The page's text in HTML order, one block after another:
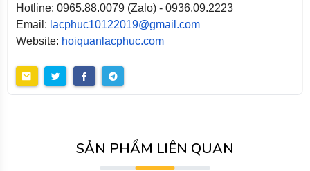
Hotline: 0965.88.0079 (Zalo) - 0936.09.2223
Email: lacphuc10122019@gmail.com
Website: hoiquanlacphuc.com
SẢN PHẨM LIÊN QUAN